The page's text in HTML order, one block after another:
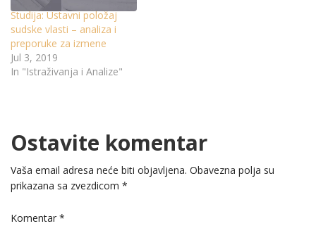
Studija: Ustavni položaj
sudske vlasti – analiza i
preporuke za izmene
Jul 3, 2019
In "Istraživanja i Analize"
Ostavite komentar
Vaša email adresa neće biti objavljena. Obavezna polja su
prikazana sa zvezdicom *
Komentar *